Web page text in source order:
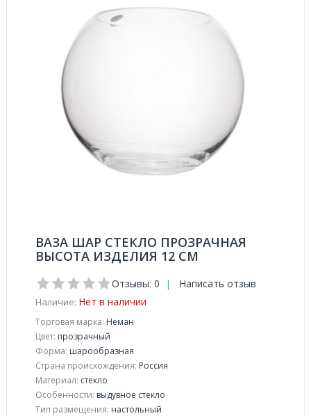
ВАЗА ШАР СТЕКЛО ПРОЗРАЧНАЯ
ВЫСОТА ИЗДЕЛИЯ 12 СМ
Отзывы: 0 | Написать отзыв
Наличие: Нет в наличии
Торговая марка: Неман
Цвет: прозрачный
Форма: шарообразная
Страна происхождения: Россия
Материал: стекло
Особенности: выдувное стекло
Тип размещения: настольный